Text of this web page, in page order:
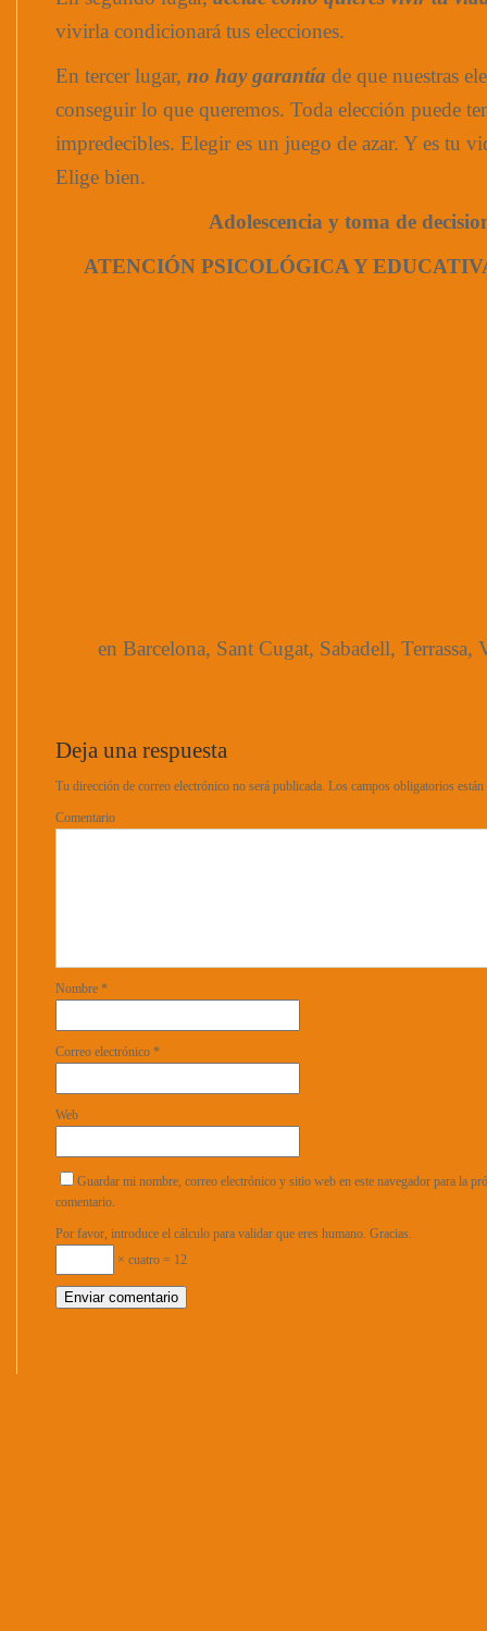
vivirla condicionará tus elecciones.
En tercer lugar, no hay garantía de que nuestras
conseguir lo que queremos. Toda elección puede
impredecibles. Elegir es un juego de azar. Y es tu
Elige bien.
Adolescencia y toma de
ATENCIÓN PSICOLÓGICA Y
en Barcelona, Sant Cugat, Sabadell, Terrassa,
Deja una respuesta
Tu dirección de correo electrónico no será publicada. Los campos obligatorios
Comentario
Nombre *
Correo electrónico *
Web
Guardar mi nombre, correo electrónico y sitio web en este navegador para la
comentario.
Por favor, introduce el cálculo para validar que eres humano. Gracias.
× cuatro = 12